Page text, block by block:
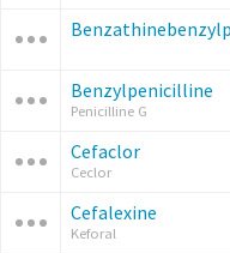
Benzylpenicilline
Penicilline G
Cefaclor
Ceclor
Cefalexine
Keforal